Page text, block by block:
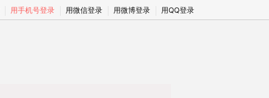
用手机号登录 用微信登录 用微博登录 用QQ登录